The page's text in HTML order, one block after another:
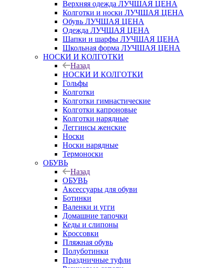
Верхняя одежда ЛУЧШАЯ ЦЕНА
Колготки и носки ЛУЧШАЯ ЦЕНА
Обувь ЛУЧШАЯ ЦЕНА
Одежда ЛУЧШАЯ ЦЕНА
Шапки и шарфы ЛУЧШАЯ ЦЕНА
Школьная форма ЛУЧШАЯ ЦЕНА
НОСКИ И КОЛГОТКИ
Назад
НОСКИ И КОЛГОТКИ
Гольфы
Колготки
Колготки гимнастические
Колготки капроновые
Колготки нарядные
Леггинсы женские
Носки
Носки нарядные
Термоноски
ОБУВЬ
Назад
ОБУВЬ
Аксессуары для обуви
Ботинки
Валенки и угги
Домашние тапочки
Кеды и слипоны
Кроссовки
Пляжная обувь
Полуботинки
Праздничные туфли